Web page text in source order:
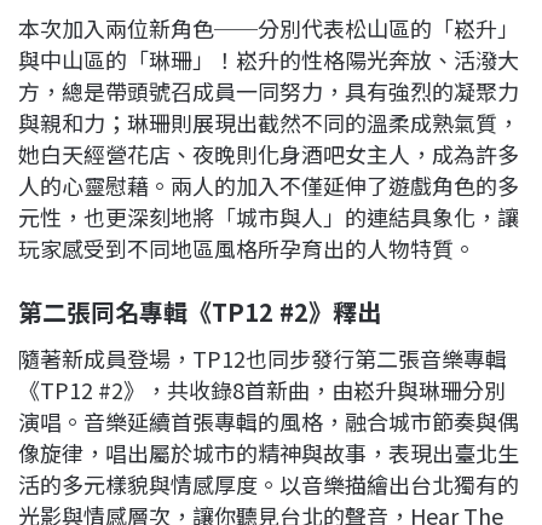
本次加入兩位新角色──分別代表松山區的「崧升」
與中山區的「琳珊」！崧升的性格陽光奔放、活潑大
方，總是帶頭號召成員一同努力，具有強烈的凝聚力
與親和力；琳珊則展現出截然不同的溫柔成熟氣質，
她白天經營花店、夜晚則化身酒吧女主人，成為許多
人的心靈慰藉。兩人的加入不僅延伸了遊戲角色的多
元性，也更深刻地將「城市與人」的連結具象化，讓
玩家感受到不同地區風格所孕育出的人物特質。
第二張同名專輯《TP12 #2》釋出
隨著新成員登場，TP12也同步發行第二張音樂專輯
《TP12 #2》，共收錄8首新曲，由崧升與琳珊分別
演唱。音樂延續首張專輯的風格，融合城市節奏與偶
像旋律，唱出屬於城市的精神與故事，表現出臺北生
活的多元樣貌與情感厚度。以音樂描繪出台北獨有的
光影與情感層次，讓你聽見台北的聲音，Hear The